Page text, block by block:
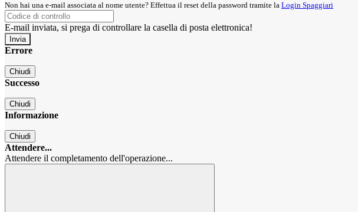
Non hai una e-mail associata al nome utente? Effettua il reset della password tramite la Login Spaggiari
E-mail inviata, si prega di controllare la casella di posta elettronica!
Errore
Chiudi
Successo
Chiudi
Informazione
Chiudi
Attendere...
Attendere il completamento dell'operazione...